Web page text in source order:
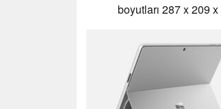
boyutları 287 x 209